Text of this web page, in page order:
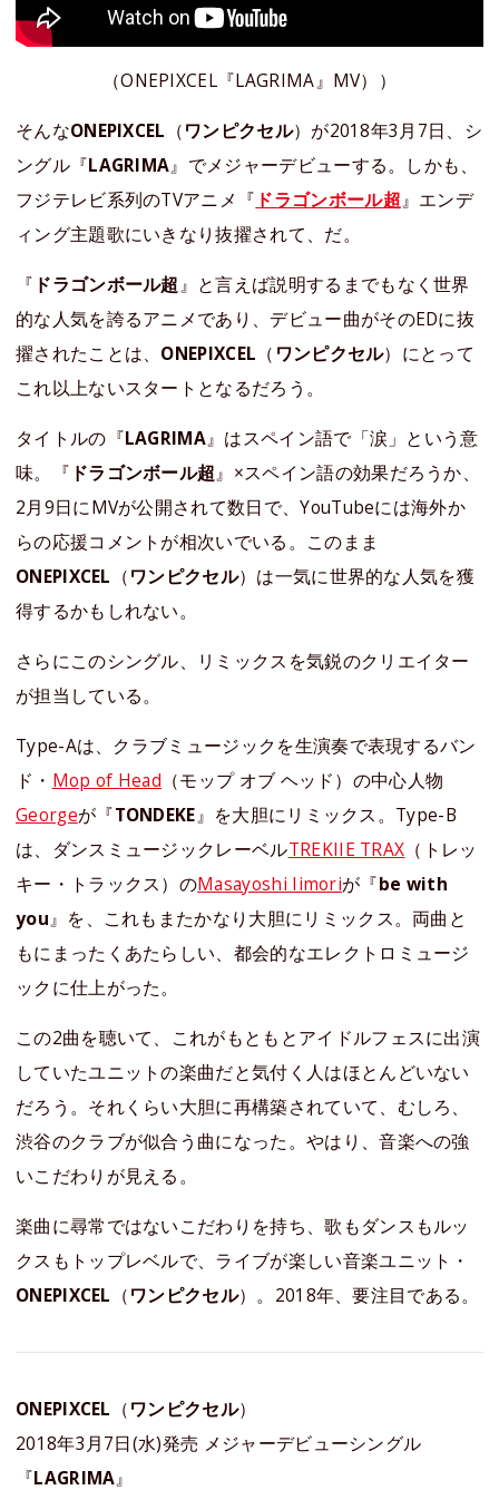
（ONEPIXCEL『LAGRIMA』MV））
そんなONEPIXCEL （ワンピクセル）が2018年3月7日、シ
ングル『LAGRIMA』でメジャーデビューする。しかも、
フジテレビ系列のTVアニメ『 ドラゴンボール超』エンデ
ィング主題歌にいきなり抜擢されて、だ。
『 ドラゴンボール超』と言えば説明するまでもなく世界
的な人気を誇るアニメであり、デビュー曲がそのEDに抜
擢されたことは、 ONEPIXCEL （ ワンピクセル）にとって
これ以上ないスタートとなるだろう。
タイトルの『LAGRIMA』はスペイン語で「涙」という意
味。『 ドラゴンボール超』×スペイン語の効果だろうか、
2月9日にMVが公開されて数日で、YouTubeには海外か
らの応援コメントが相次いでいる。このまま
ONEPIXCEL （ワンピクセル）は一気に世界的な人気を獲
得するかもしれない。
さらにこのシングル、リミックスを気鋭のクリエイター
が担当している。
Type-Aは、クラブミュージックを生演奏で表現するバン
ド・ Mop of Head （モップ オブ ヘッド）の中心人物
Georgeが『TONDEKE』を大胆にリミックス。Type-B
は、ダンスミュージックレーベルTREKIIE TRAX （トレッ
キー・トラックス）のMasayoshi Iimoriが『be with
you』を、これもまたかなり大胆にリミックス。両曲と
もにまったくあたらしい、都会的なエレクトロミュージ
ックに仕上がった。
この2曲を聴いて、これがもともとアイドルフェスに出演
していたユニットの楽曲だと気付く人はほとんどいない
だろう。それくらい大胆に再構築されていて、むしろ、
渋谷のクラブが似合う曲になった。やはり、音楽への強
いこだわりが見える。
楽曲に尋常ではないこだわりを持ち、歌もダンスもルッ
クスもトップレベルで、ライブが楽しい音楽ユニット・
ONEPIXCEL （ワンピクセル）。2018年、要注目である。
ONEPIXCEL （ワンピクセル）
2018年3月7日(水)発売 メジャーデビューシングル
『LAGRIMA』